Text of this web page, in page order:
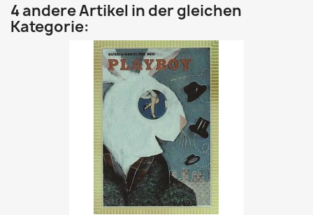
4 andere Artikel in der gleichen
Kategorie: